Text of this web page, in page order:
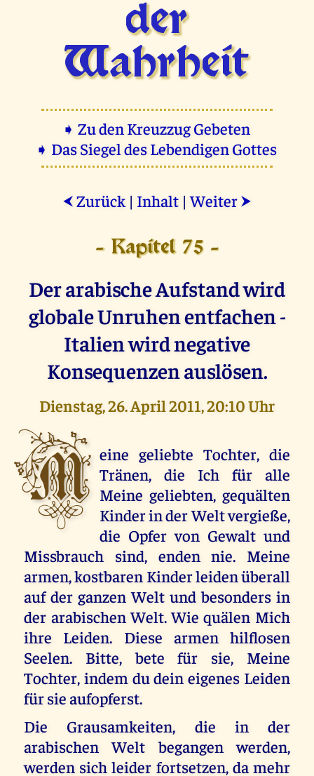
der
Wahrheit
➧ Zu den Kreuzzug Gebeten
➧ Das Siegel des Lebendigen Gottes
⮜ Zurück | Inhalt |Weiter ⮞
- Kapitel 75 -
Der arabische Aufstand wird
globale Unruhen entfachen -
Italien wird negative
Konsequenzen auslösen.
Dienstag, 26. April 2011, 20:10 Uhr
M eine geliebte Tochter, die
Tränen, die Ich für alle
Meine geliebten, gequälten
Kinder in der Welt vergieße,
die Opfer von Gewalt und
Missbrauch sind, enden nie. Meine
armen, kostbaren Kinder leiden überall
auf der ganzen Welt und besonders in
der arabischen Welt. Wie quälen Mich
ihre Leiden. Diese armen hilflosen
Seelen. Bitte, bete für sie, Meine
Tochter, indem du dein eigenes Leiden
für sie aufopferst.
Die Grausamkeiten, die in der
arabischen Welt begangen werden,
werden sich leider fortsetzen, da mehr